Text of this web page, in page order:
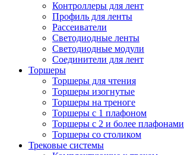
Контроллеры для лент
Профиль для ленты
Рассеиватели
Светодиодные ленты
Светодиодные модули
Соединители для лент
Торшеры
Торшеры для чтения
Торшеры изогнутые
Торшеры на треноге
Торшеры с 1 плафоном
Торшеры с 2 и более плафонами
Торшеры со столиком
Трековые системы